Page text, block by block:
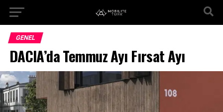
GENEL
DACIA’da Temmuz Ayı Fırsat Ayı